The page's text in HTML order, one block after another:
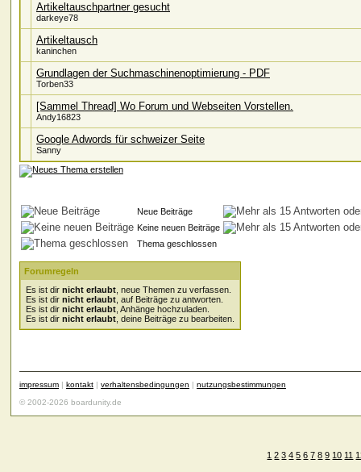
Artikeltauschpartner gesucht
darkeye78
Artikeltausch
kaninchen
Grundlagen der Suchmaschinenoptimierung - PDF
Torben33
[Sammel Thread] Wo Forum und Webseiten Vorstellen.
Andy16823
Google Adwords für schweizer Seite
Sanny
Neue Beiträge
Keine neuen Beiträge
Thema geschlossen
Forumregeln
Es ist dir nicht erlaubt , neue Themen zu verfassen.
Es ist dir nicht erlaubt , auf Beiträge zu antworten.
Es ist dir nicht erlaubt , Anhänge hochzuladen.
Es ist dir nicht erlaubt , deine Beiträge zu bearbeiten.
impressum | kontakt | verhaltensbedingungen | nutzungsbestimmungen
© 2002-2026 boardunity.de
1 2 3 4 5 6 7 8 9 10 11